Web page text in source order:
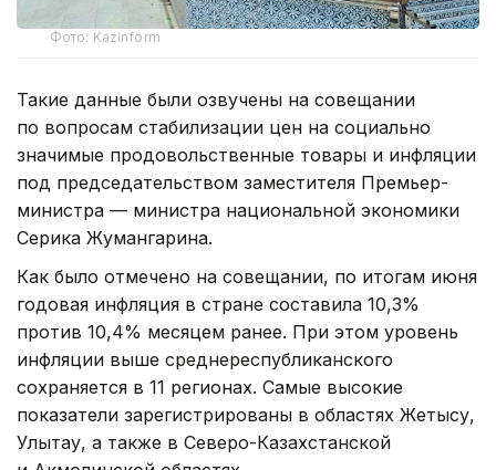
Фото: Kazinform
Такие данные были озвучены на совещании
по вопросам стабилизации цен на социально
значимые продовольственные товары и инфляции
под председательством заместителя Премьер-
министра — министра национальной экономики
Серика Жумангарина.
Как было отмечено на совещании, по итогам июня
годовая инфляция в стране составила 10,3%
против 10,4% месяцем ранее. При этом уровень
инфляции выше среднереспубликанского
сохраняется в 11 регионах. Самые высокие
показатели зарегистрированы в областях Жетысу,
Улытау, а также в Северо-Казахстанской